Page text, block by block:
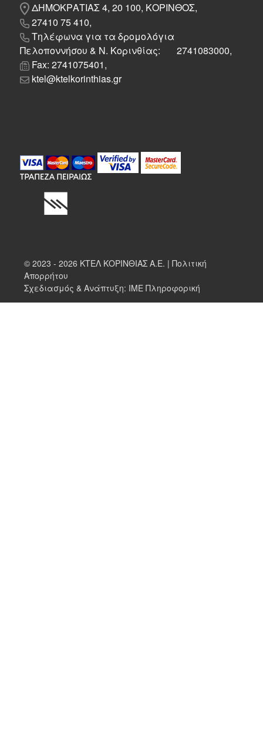
ΔΗΜΟΚΡΑΤΙΑΣ 4, 20 100, ΚΟΡΙΝΘΟΣ,
27410 75 410,
Τηλέφωνα για τα δρομολόγια
Πελοποννήσου & Ν. Κορινθίας: 2741083000,
Fax: 2741075401,
ktel@ktelkorinthias.gr
© 2023 - 2026 ΚΤΕΛ ΚΟΡΙΝΘΙΑΣ Α.Ε. |Πολιτική
Απορρήτου
Σχεδιασμός & Ανάπτυξη: ΙΜΕ Πληροφορική